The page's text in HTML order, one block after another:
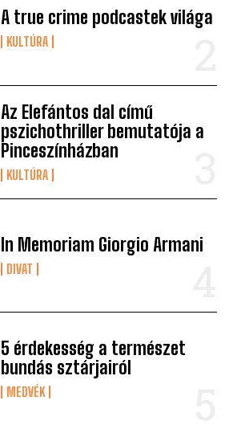
A true crime podcastek világa
KULTÚRA
Az Elefántos dal című
pszichothriller bemutatója a
Pinceszínházban
KULTÚRA
In Memoriam Giorgio Armani
DIVAT
5 érdekesség a természet
bundás sztárjairól
MEDVÉK